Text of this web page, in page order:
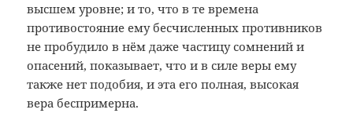
высшем уровне; и то, что в те времена
противостояние ему бесчисленных противников
не пробудило в нём даже частицу сомнений и
опасений, показывает, что и в силе веры ему
также нет подобия, и эта его полная, высокая
вера беспримерна.